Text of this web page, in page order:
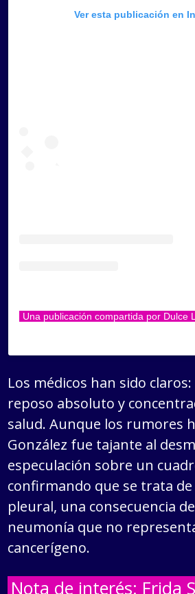
Ver esta publicación en
Los médicos han sido
reposo absoluto y
salud. Aunque los rumores
González fue tajante al
especulación sobre un
confirmando que se trata
pleural, una consecuencia
neumonía que no
cancerígeno.
Nota de interés: Frida